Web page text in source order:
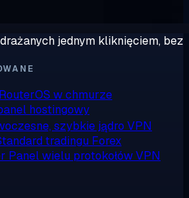
jednym kliknięciem, bez
RouterOS w chmurze
hostingowy
szybkie jądro VPN
tradingu Forex
Panel wielu protokołów VPN